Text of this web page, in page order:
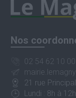
Nos
02 54 62 10 00
21 rue
Lundi : 8h à